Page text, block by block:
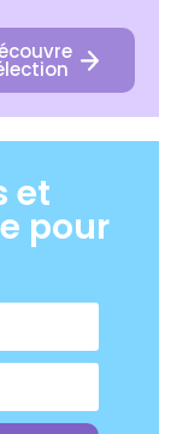
et
pour